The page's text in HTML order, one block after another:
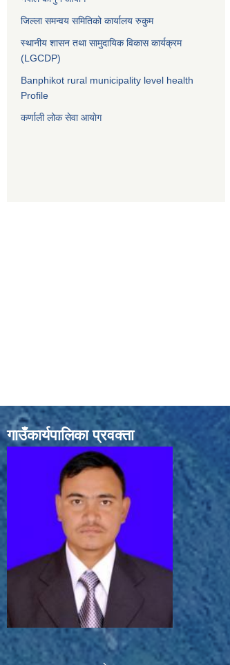
जिल्ला समन्वय समितिको कार्यालय रुकुम
स्थानीय शासन तथा सामुदायिक विकास कार्यक्रम
(LGCDP)
Banphikot rural municipality level health
Profile
कर्णाली लोक सेवा आयाेग
गाउँकार्यपालिका प्रवक्ता